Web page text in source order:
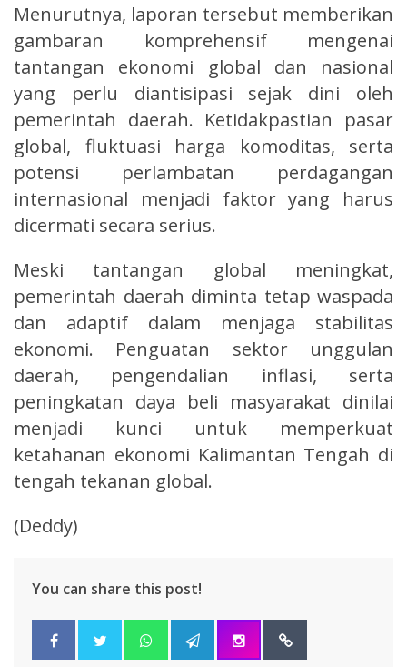
Menurutnya, laporan tersebut memberikan
gambaran komprehensif mengenai
tantangan ekonomi global dan nasional
yang perlu diantisipasi sejak dini oleh
pemerintah daerah. Ketidakpastian pasar
global, fluktuasi harga komoditas, serta
potensi perlambatan perdagangan
internasional menjadi faktor yang harus
dicermati secara serius.
Meski tantangan global meningkat,
pemerintah daerah diminta tetap waspada
dan adaptif dalam menjaga stabilitas
ekonomi. Penguatan sektor unggulan
daerah, pengendalian inflasi, serta
peningkatan daya beli masyarakat dinilai
menjadi kunci untuk memperkuat
ketahanan ekonomi Kalimantan Tengah di
tengah tekanan global.
(Deddy)
You can share this post!